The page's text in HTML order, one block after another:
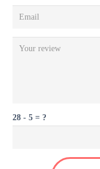
28 - 5 = ?